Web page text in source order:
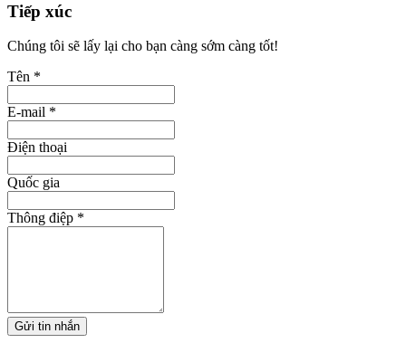
Tiếp xúc
Chúng tôi sẽ lấy lại cho bạn càng sớm càng tốt!
Tên *
E-mail *
Điện thoại
Quốc gia
Thông điệp *
Gửi tin nhắn